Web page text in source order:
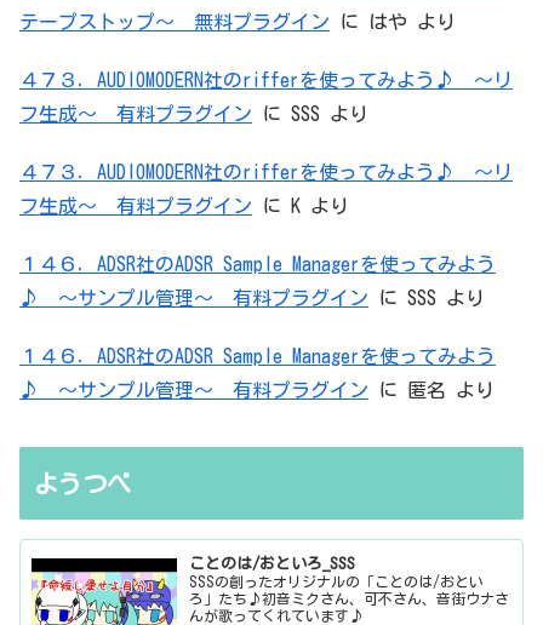
テープストップ～ 無料プラグイン に はや より
４７３．AUDIOMODERN社のrifferを使ってみよう♪ ～リ
フ生成～ 有料プラグイン に SSS より
４７３．AUDIOMODERN社のrifferを使ってみよう♪ ～リ
フ生成～ 有料プラグイン に K より
１４６．ADSR社のADSR Sample Managerを使ってみよう
♪ ～サンプル管理～ 有料プラグイン に SSS より
１４６．ADSR社のADSR Sample Managerを使ってみよう
♪ ～サンプル管理～ 有料プラグイン に 匿名 より
ようつべ
ことのは/おといろ_SSS
SSSの創ったオリジナルの「ことのは/おとい
ろ」たち♪初音ミクさん、可不さん、音街ウナさ
んが歌ってくれています♪